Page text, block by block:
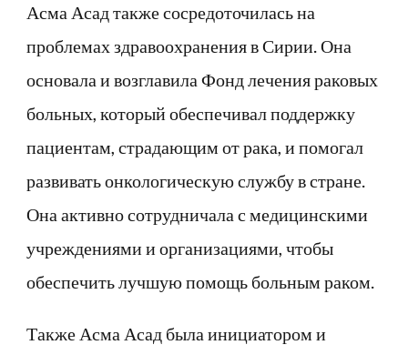
Асма Асад также сосредоточилась на
проблемах здравоохранения в Сирии. Она
основала и возглавила Фонд лечения раковых
больных, который обеспечивал поддержку
пациентам, страдающим от рака, и помогал
развивать онкологическую службу в стране.
Она активно сотрудничала с медицинскими
учреждениями и организациями, чтобы
обеспечить лучшую помощь больным раком.
Также Асма Асад была инициатором и